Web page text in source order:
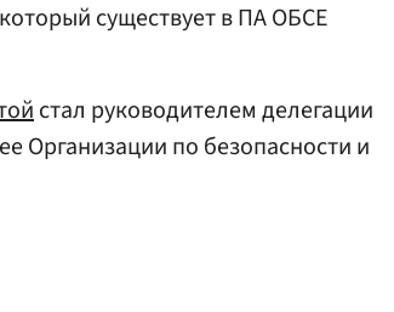
существует в ПА ОБСЕ
стал руководителем делегации
Организации по безопасности и